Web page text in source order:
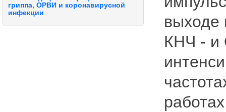
гриппа, ОРВИ и коронавирусной
инфекции
выходе
КНЧ - и